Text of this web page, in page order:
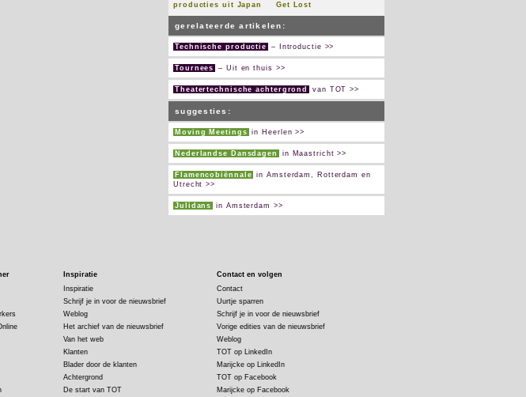
producties uit Japan
Get Lost
gerelateerde artikelen:
Technische productie – Introductie >>
Tournees – Uit en thuis >>
Theatertechnische achtergrond van TOT >>
suggesties:
Moving Meetings in Heerlen >>
Nederlandse Dansdagen in Maastricht >>
Flamencobiënnale in Amsterdam, Rotterdam en
Utrecht >>
Julidans in Amsterdam >>
Inspiratie
Inspiratie
Schrijf je in voor de nieuwsbrief
Weblog
Het archief van de nieuwsbrief
Van het web
Klanten
Blader door de klanten
Achtergrond
De start van TOT
Contact en volgen
Contact
Uurtje sparren
Schrijf je in voor de nieuwsbrief
Vorige edities van de nieuwsbrief
Weblog
TOT op LinkedIn
Marijcke op LinkedIn
TOT op Facebook
Marijcke op Facebook